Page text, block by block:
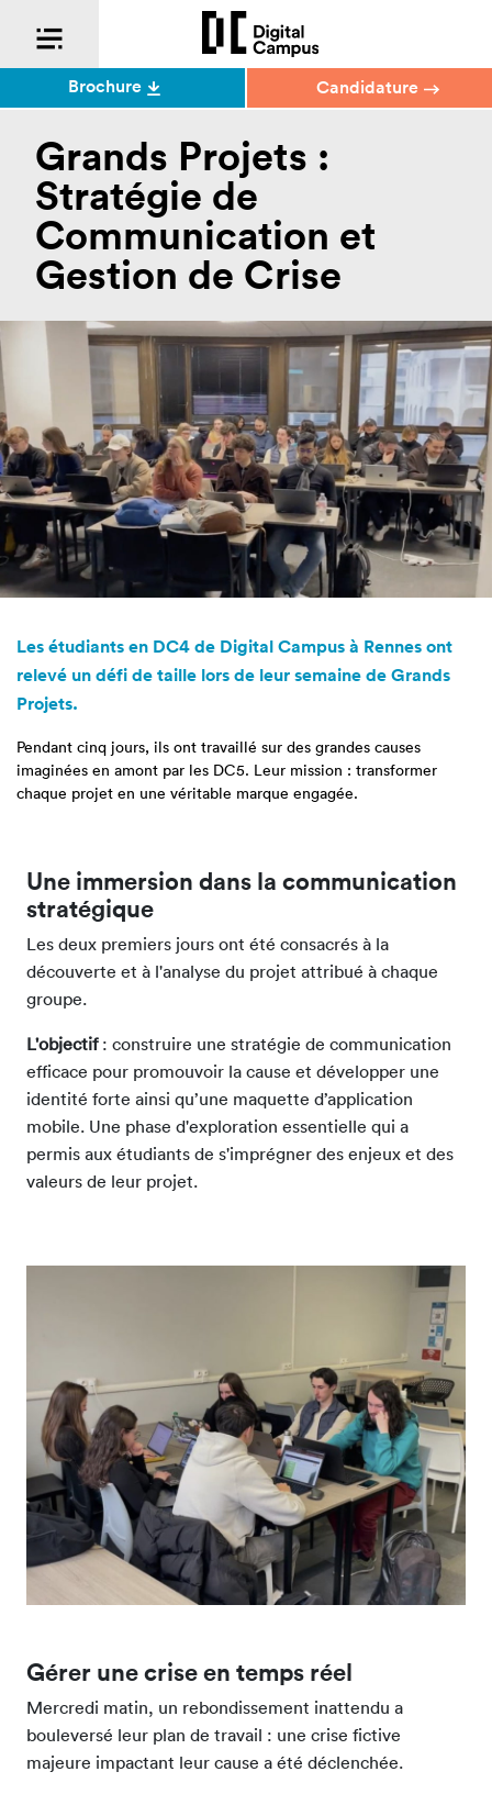
Grands Projets :
Stratégie de
Communication et
Gestion de Crise
Les étudiants en DC4 de Digital Campus à Rennes ont
relevé un défi de taille lors de leur semaine de Grands
Projets.
Pendant cinq jours, ils ont travaillé sur des grandes causes
imaginées en amont par les DC5. Leur mission : transformer
chaque projet en une véritable marque engagée.
Une immersion dans la communication
stratégique
Les deux premiers jours ont été consacrés à la
découverte et à l'analyse du projet attribué à chaque
groupe.
L'objectif: construire une stratégie de communication
efficace pour promouvoir la cause et développer une
identité forte ainsi qu’une maquette d’application
mobile. Une phase d'exploration essentielle qui a
permis aux étudiants de s'imprégner des enjeux et des
valeurs de leur projet.
Gérer une crise en temps réel
Mercredi matin, un rebondissement inattendu a
bouleversé leur plan de travail : une crise fictive
majeure impactant leur cause a été déclenchée.
Brochure Candidature